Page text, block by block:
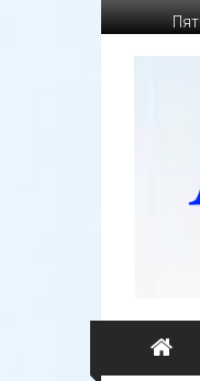
к